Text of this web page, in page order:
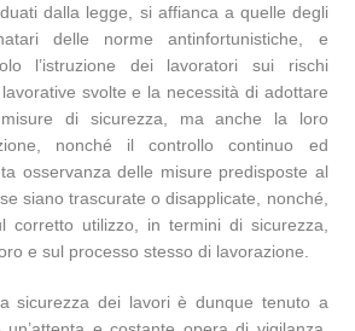
dalla legge, si affianca a quelle degli
delle norme antinfortunistiche, e
l’istruzione dei lavoratori sui rischi
svolte e la necessità di adottare
di sicurezza, ma anche la loro
nonché il controllo continuo ed
osservanza delle misure predisposte al
siano trascurate o disapplicate, nonché,
corretto utilizzo, in termini di sicurezza,
e sul processo stesso di lavorazione.
sicurezza dei lavori è dunque tenuto a